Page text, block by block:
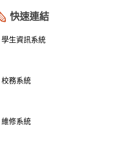
快速連結
學生資訊系統
校務系統
維修系統